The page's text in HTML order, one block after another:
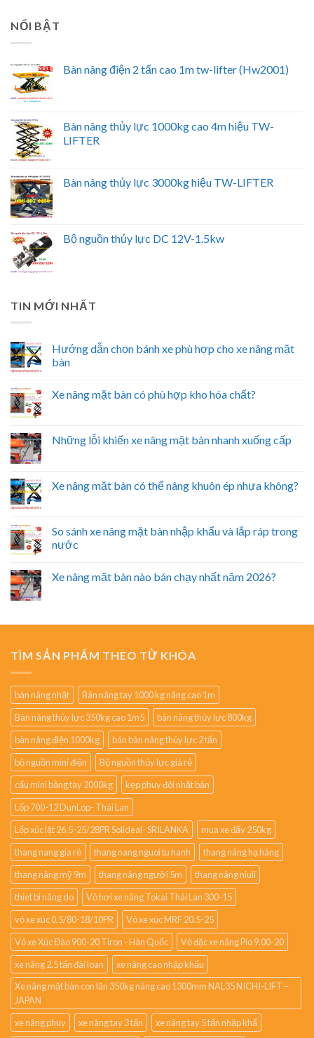
NỔI BẬT
Bàn nâng điện 2 tấn cao 1m tw-lifter (Hw2001)
Bàn nâng thủy lực 1000kg cao 4m hiệu TW-
LIFTER
Bàn nâng thủy lực 3000kg hiệu TW-LIFTER
Bộ nguồn thủy lực DC 12V-1.5kw
TIN MỚI NHẤT
Hướng dẫn chọn bánh xe phù hợp cho xe nâng mặt
bàn
Xe nâng mặt bàn có phù hợp kho hóa chất?
Những lỗi khiến xe nâng mặt bàn nhanh xuống cấp
Xe nâng mặt bàn có thể nâng khuôn ép nhựa không?
So sánh xe nâng mặt bàn nhập khẩu và lắp ráp trong
nước
Xe nâng mặt bàn nào bán chạy nhất năm 2026?
TÌM SẢN PHẨM THEO TỪ KHÓA
bàn nâng nhật
Bàn nâng tay 1000 kg nâng cao 1m
Bàn nâng thủy lực 350kg cao 1m5
bàn nâng thủy lực 800kg
bàn nâng điện 1000kg
bán bàn nâng thủy lực 2 tấn
bộ nguồn mini điện
Bộ nguồn thủy lực giá rẻ
cẩu mini bằng tay 2000kg
kẹp phuy đôi nhật bản
Lốp 700-12 DunLop- Thái Lan
Lốp xúc lật 26.5-25/28PR Solideal- SRILANKA
mua xe đẩy 250kg
thang nang gia rẻ
thang nang nguoi tu hanh
thang nâng hạ hàng
thang nâng mỹ 9m
thang nâng người 5m
thang nâng niuli
thiet bi nâng do
Vỏ hơi xe nâng Tokai Thái Lan 300-15
vỏ xe xúc 0.5/80-18/10PR
Vỏ xe xúc MRF 20.5-25
Vỏ xe Xúc Đào 900-20 Tiron - Hàn Quốc
Vỏ đặc xe nâng Pio 9.00-20
xe nâng 2.5 tấn đài loan
xe nâng cao nhập khẩu
Xe nâng mặt bàn con lăn 350kg nâng cao 1300mm NAL35 NICHI-LIFT –
JAPAN
xe nâng phuy
xe nâng tay 3 tấn
xe nâng tay 5 tấn nhập khẩ